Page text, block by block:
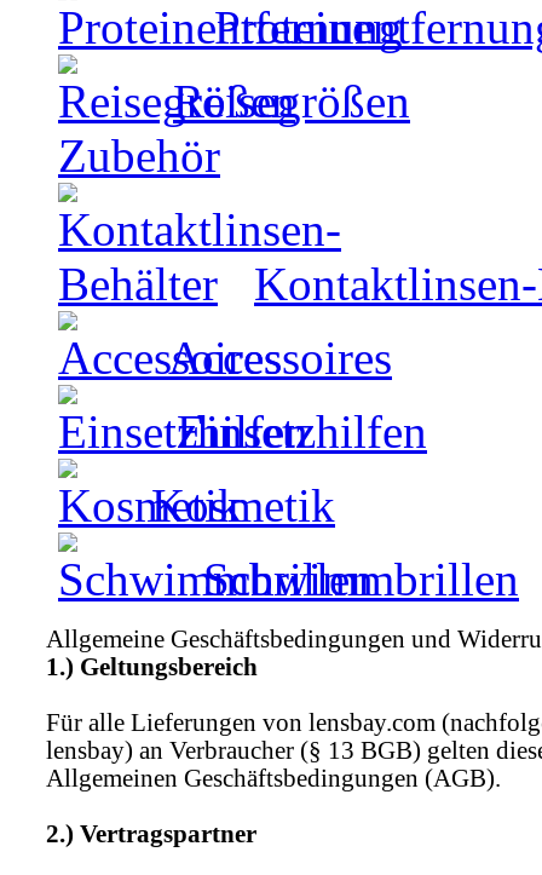
Reisegrößen
Zubehör
Accessoires
Einsetzhilfen
Kosmetik
Schwimmbrillen
Allgemeine Geschäftsbedingungen und
1.) Geltungsbereich
Für alle Lieferungen von lensbay.com
lensbay) an Verbraucher (§ 13 BGB) gelten
Allgemeinen Geschäftsbedingungen (AGB).
2.) Vertragspartner